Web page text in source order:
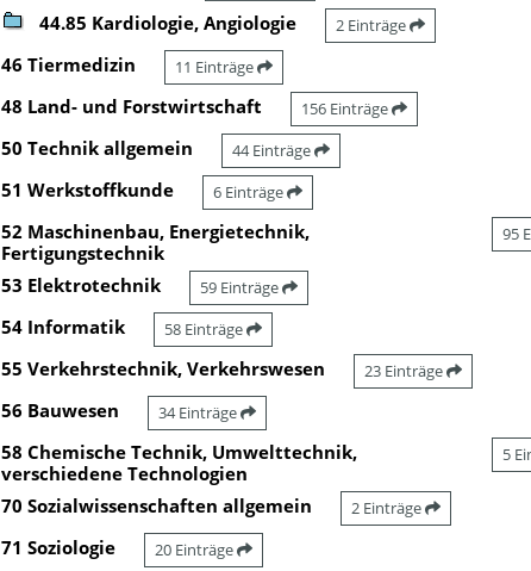
44.85 Kardiologie, Angiologie 2 Einträge
46 Tiermedizin 11 Einträge
48 Land- und Forstwirtschaft 156 Einträge
50 Technik allgemein 44 Einträge
51 Werkstoffkunde 6 Einträge
52 Maschinenbau, Energietechnik,
Fertigungstechnik
95
53 Elektrotechnik 59 Einträge
54 Informatik 58 Einträge
55 Verkehrstechnik, Verkehrswesen 23 Einträge
56 Bauwesen 34 Einträge
58 Chemische Technik, Umwelttechnik,
verschiedene Technologien
5
70 Sozialwissenschaften allgemein 2 Einträge
71 Soziologie 20 Einträge